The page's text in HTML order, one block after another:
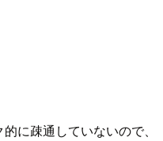
に疎通していないので、